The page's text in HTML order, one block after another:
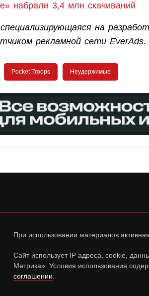
набрали 3,4 млн скачиваний
на
рекламной сети EverAds.
Pocket Troops Неудержимые
При использовании материалов
Сайт использует IP адреса, cookie,
Метрика». Условия использования
соглашении.